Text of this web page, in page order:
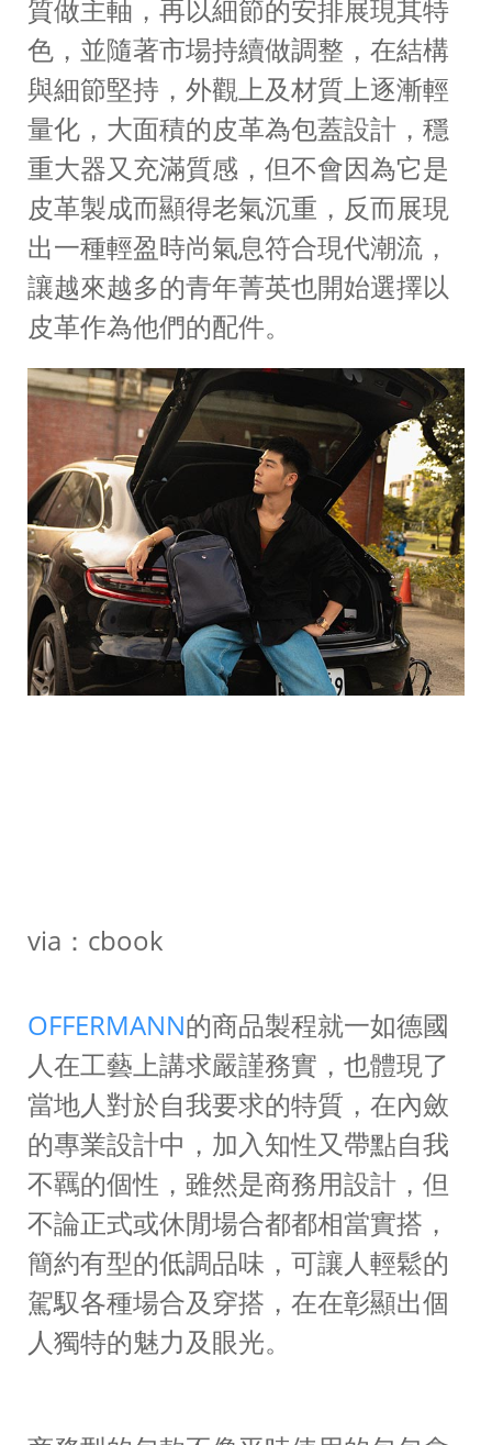
質做主軸，再以細節的安排展現其特
色，並隨著市場持續做調整，在結構
與細節堅持，外觀上及材質上逐漸輕
量化，大面積的皮革為包蓋設計，穩
重大器又充滿質感，但不會因為它是
皮革製成而顯得老氣沉重，反而展現
出一種輕盈時尚氣息符合現代潮流，
讓越來越多的青年菁英也開始選擇以
皮革作為他們的配件。
via：cbook
OFFERMANN的商品製程就一如德國
人在工藝上講求嚴謹務實，也體現了
當地人對於自我要求的特質，在內斂
的專業設計中，加入知性又帶點自我
不羈的個性，雖然是商務用設計，但
不論正式或休閒場合都都相當實搭，
簡約有型的低調品味，可讓人輕鬆的
駕馭各種場合及穿搭，在在彰顯出個
人獨特的魅力及眼光。